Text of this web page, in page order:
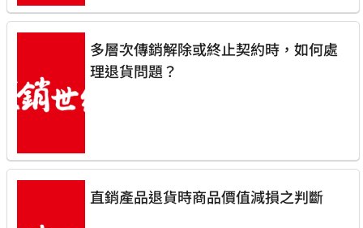
多層次傳銷解除或終止契約時，如何處
理退貨問題？
直銷產品退貨時商品價值減損之判斷